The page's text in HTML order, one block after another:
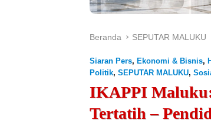
Beranda SEPUTAR MALUKU
Siaran Pers, Ekonomi & Bisnis,
Politik, SEPUTAR MALUKU,
IKAPPI
Tertatih –